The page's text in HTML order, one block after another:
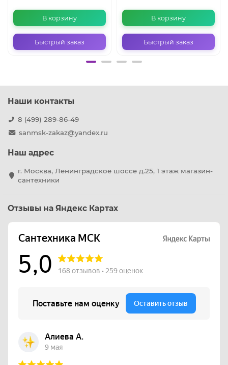
В корзину
Быстрый заказ
В корзину
Быстрый заказ
Наши контакты
8 (499) 289-86-49
sanmsk-zakaz@yandex.ru
Наш адрес
г. Москва, Ленинградское шоссе д.25, 1 этаж магазин-
сантехники
Отзывы на Яндекс Картах